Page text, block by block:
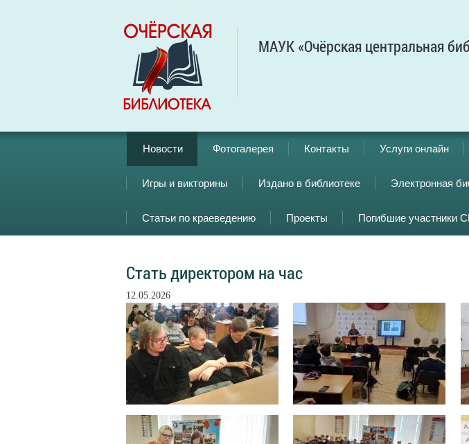
МАУК «Очёрская центральная
Новости Фотогалерея Контакты Услуги онлайн
Игры и викторины Издано в библиотеке Электронная
Статьи по краеведению Проекты Погибшие участники
Стать директором на час
12.05.2026